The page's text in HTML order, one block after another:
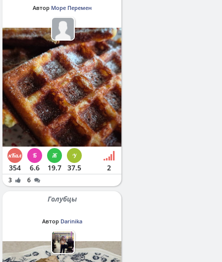
Автор Море Перемен
354 6.6 19.7 37.5 2
3 6
Голубцы
Автор Darinika